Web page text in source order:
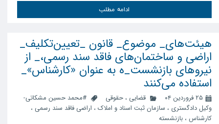
ادامه مطلب
هیئت‌های_ موضوع_ قانون _تعیین‌تکلیف_
اراضی و ساختمان‌های فاقد سند رسمی،_ از
نیروهای بازنشست_ه به عنوان «کارشناس»_
استفاده می‌کنند
۲۵ فروردین ۰۴ قضایی ، حقوقی
#محمد حسین مشکاتی-
وکیل دادگستری ، سازمان ثبت اسناد و املاک ، اراضی فاقد سند رسمی ،
کارشناس ، بازنشسته